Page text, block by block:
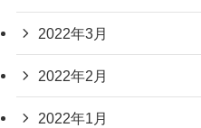
2022年3月
2022年2月
2022年1月